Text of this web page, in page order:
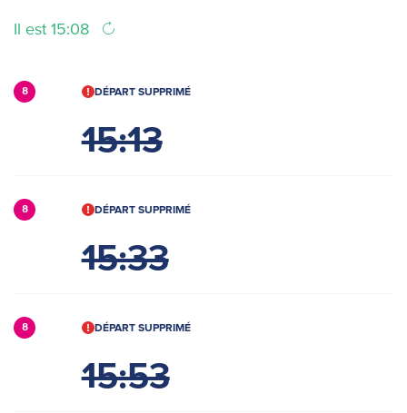
Il est 15:08
8 DÉPART SUPPRIMÉ
15:13
8 DÉPART SUPPRIMÉ
15:33
8 DÉPART SUPPRIMÉ
15:53